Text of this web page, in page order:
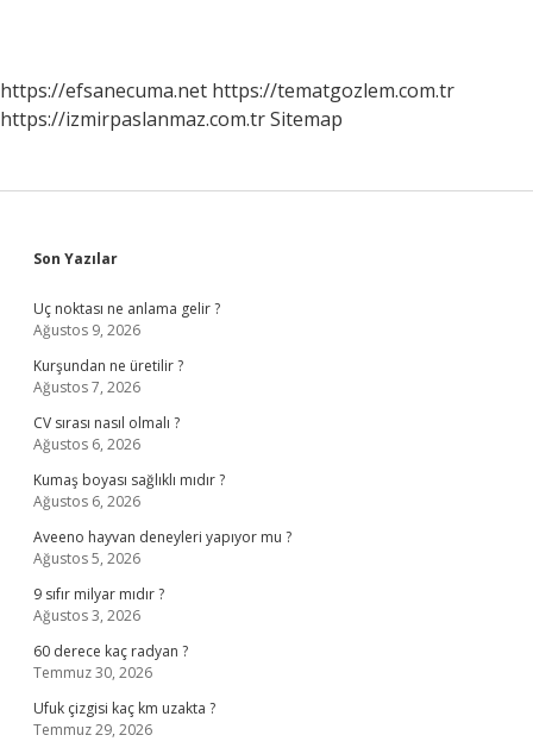
https://efsanecuma.net https://tematgozlem.com.tr
https://izmirpaslanmaz.com.trSitemap
Sidebar
Son Yazılar
Uç noktası ne anlama gelir ?
Ağustos 9, 2026
Kurşundan ne üretilir ?
Ağustos 7, 2026
CV sırası nasıl olmalı ?
Ağustos 6, 2026
Kumaş boyası sağlıklı mıdır ?
Ağustos 6, 2026
Aveeno hayvan deneyleri yapıyor mu ?
Ağustos 5, 2026
9 sıfır milyar mıdır ?
Ağustos 3, 2026
60 derece kaç radyan ?
Temmuz 30, 2026
Ufuk çizgisi kaç km uzakta ?
Temmuz 29, 2026